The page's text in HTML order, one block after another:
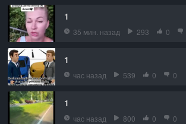
1
35 мин. назад 293 0
1
час назад 539 0 0
1
час назад 800 0 0